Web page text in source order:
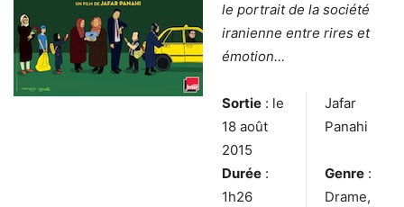
le portrait de la société
iranienne entre rires et
émotion…
Sortie : le
18 août
2015
Durée :
1h26
Jafar
Panahi
Genre:
Drame,